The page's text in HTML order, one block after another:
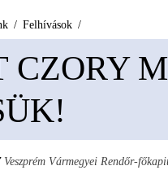
Felhívások
CZORY
Veszprém Vármegyei Rendőr-